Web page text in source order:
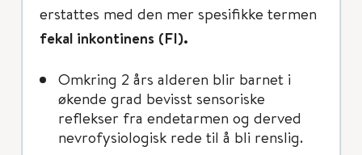
erstattes med den mer spesifikke termen
fekal inkontinens (FI).
Omkring 2 års alderen blir barnet i
økende grad bevisst sensoriske
reflekser fra endetarmen og derved
nevrofysiologisk rede til å bli renslig.